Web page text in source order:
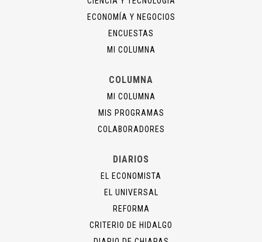
ECONOMÍA Y NEGOCIOS
ENCUESTAS
MI COLUMNA
COLUMNA
MI COLUMNA
MIS PROGRAMAS
COLABORADORES
DIARIOS
EL ECONOMISTA
EL UNIVERSAL
REFORMA
CRITERIO DE HIDALGO